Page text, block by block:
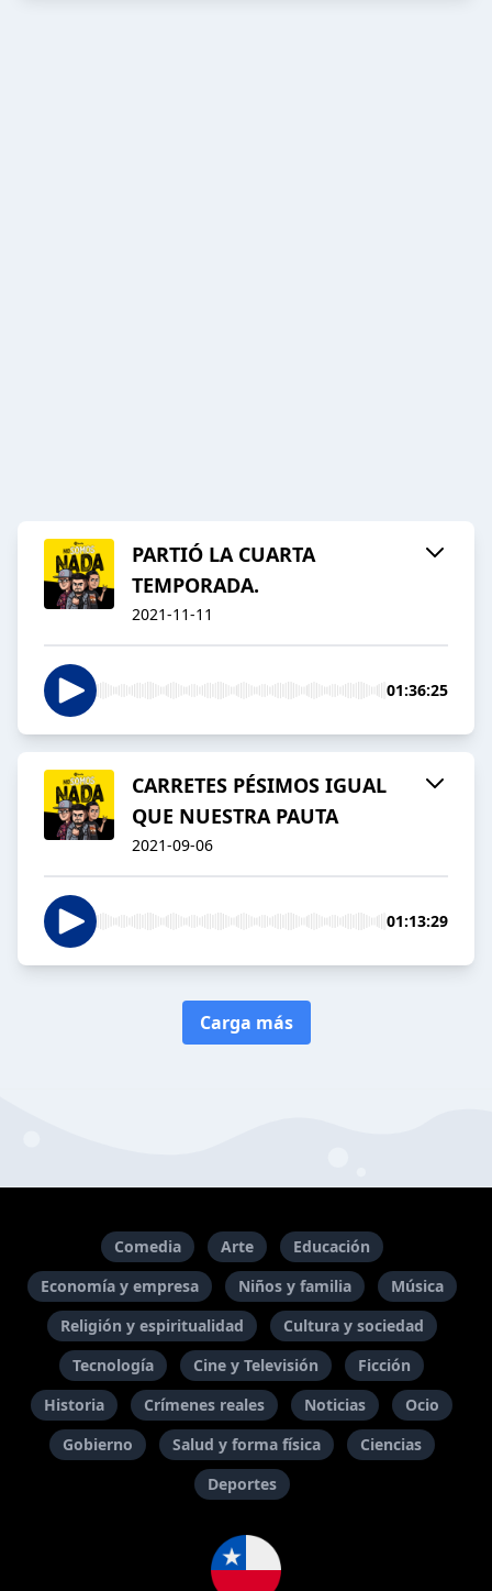
PARTIÓ LA CUARTA
TEMPORADA.
2021-11-11
01:36:25
CARRETES PÉSIMOS IGUAL
QUE NUESTRA PAUTA
2021-09-06
01:13:29
Carga más
Comedia Arte
Educación
Economía y empresa
Niños y familia
Música
Religión y espiritualidad
Cultura y sociedad
Tecnología
Cine y Televisión
Ficción
Historia
Crímenes reales Noticias
Ocio
Gobierno
Salud y forma física
Ciencias
Deportes